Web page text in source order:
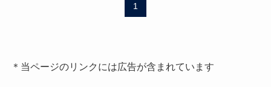
1
＊当ページのリンクには広告が含まれています